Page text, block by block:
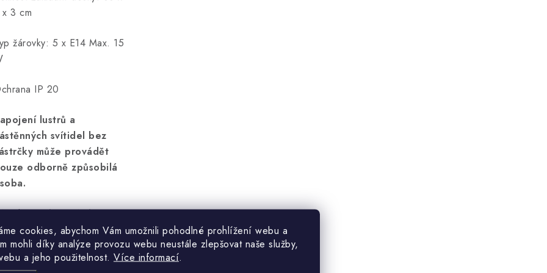
cookies, abychom Vám umožnili pohodlné prohlížení webu a
mohli díky analýze provozu webu neustále zlepšovat naše služby,
a jeho použitelnost. Více informací.
3 cm
žárovky: 5 x E14 Max. 15
IP 20
lustrů a
svítidel bez
může provádět
odborně způsobilá
není součástí